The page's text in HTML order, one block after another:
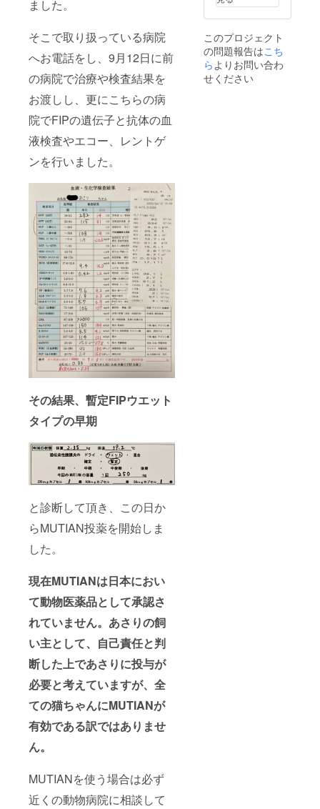
ました。
そこで取り扱っている病院
へお電話をし、9月12日に前
の病院で治療や検査結果を
お渡しし、更にこちらの病
院でFIPの遺伝子と抗体の血
液検査やエコー、レントゲ
ンを行いました。
その結果、暫定FIPウエット
タイプの早期
と診断して頂き、この日か
らMUTIAN投薬を開始しま
した。
現在MUTIANは日本におい
て動物医薬品として承認さ
れていません。あさりの飼
い主として、自己責任と判
断した上であさりに投与が
必要と考えていますが、全
ての猫ちゃんにMUTIANが
有効である訳ではありませ
ん。
MUTIANを使う場合は必ず
近くの動物病院に相談して
このプロジェクト
の問題報告はこち
らよりお問い合わ
せください